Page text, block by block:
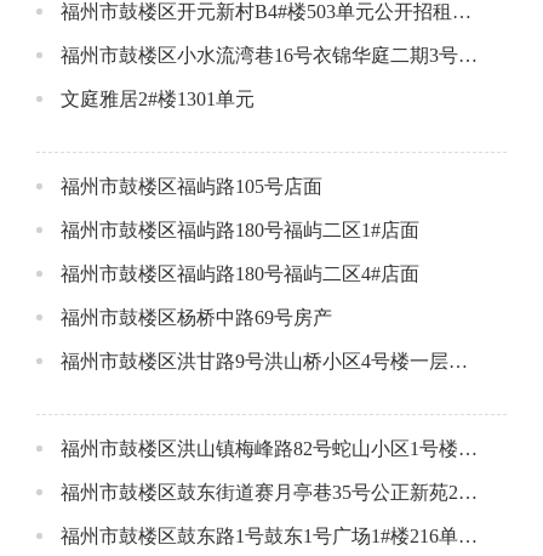
福州市鼓楼区开元新村B4#楼503单元公开招租公告
福州市鼓楼区小水流湾巷16号衣锦华庭二期3号楼一层店面（大间）
文庭雅居2#楼1301单元
福州市鼓楼区福屿路105号店面
福州市鼓楼区福屿路180号福屿二区1#店面
福州市鼓楼区福屿路180号福屿二区4#店面
福州市鼓楼区杨桥中路69号房产
福州市鼓楼区洪甘路9号洪山桥小区4号楼一层场所
福州市鼓楼区洪山镇梅峰路82号蛇山小区1号楼1层1号店面
福州市鼓楼区鼓东街道赛月亭巷35号公正新苑2#楼106单元公开招租公告
福州市鼓楼区鼓东路1号鼓东1号广场1#楼216单元公开招租公告